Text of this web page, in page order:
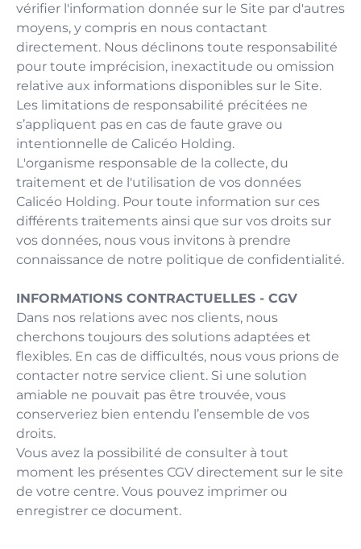
vérifier l'information donnée sur le Site par d'autres
moyens, y compris en nous contactant
directement. Nous déclinons toute responsabilité
pour toute imprécision, inexactitude ou omission
relative aux informations disponibles sur le Site.
Les limitations de responsabilité précitées ne
s’appliquent pas en cas de faute grave ou
intentionnelle de Calicéo Holding.
L'organisme responsable de la collecte, du
traitement et de l'utilisation de vos données
Calicéo Holding. Pour toute information sur ces
différents traitements ainsi que sur vos droits sur
vos données, nous vous invitons à prendre
connaissance de notre politique de confidentialité.
INFORMATIONS CONTRACTUELLES - CGV
Dans nos relations avec nos clients, nous
cherchons toujours des solutions adaptées et
flexibles. En cas de difficultés, nous vous prions de
contacter notre service client. Si une solution
amiable ne pouvait pas être trouvée, vous
conserveriez bien entendu l’ensemble de vos
droits.
Vous avez la possibilité de consulter à tout
moment les présentes CGV directement sur le site
de votre centre. Vous pouvez imprimer ou
enregistrer ce document.